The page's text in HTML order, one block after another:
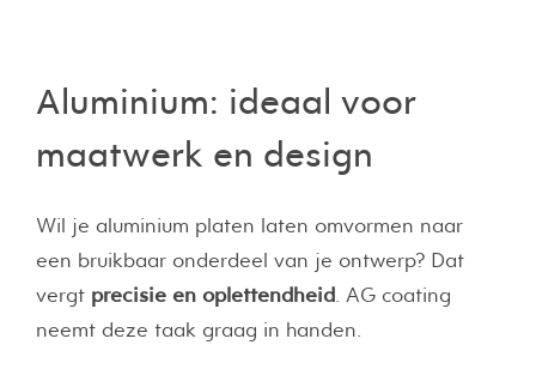
Aluminium: ideaal voor
maatwerk en design
Wil je aluminium platen laten omvormen naar
een bruikbaar onderdeel van je ontwerp? Dat
vergt precisie en oplettendheid . AG coating
neemt deze taak graag in handen.